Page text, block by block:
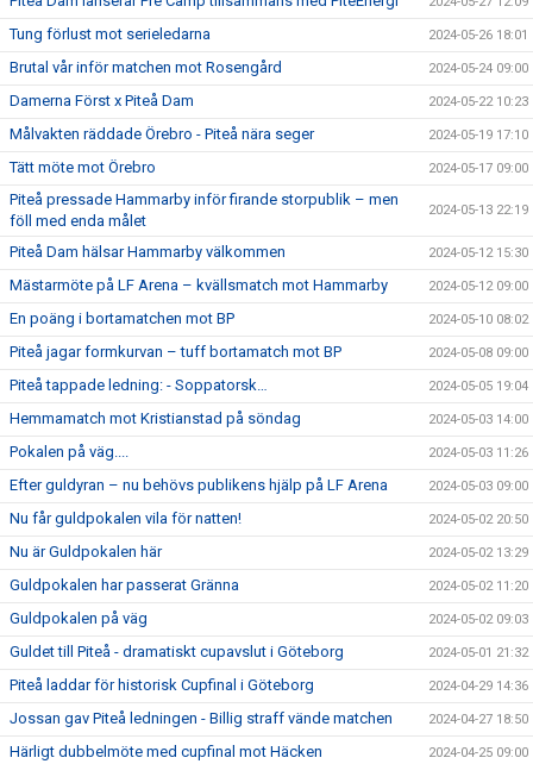
Tung förlust mot serieledarna 2024-05-26 18:01
Brutal vår inför matchen mot Rosengård 2024-05-24 09:00
Damerna Först x Piteå Dam 2024-05-22 10:23
Målvakten räddade Örebro - Piteå nära seger 2024-05-19 17:10
Tätt möte mot Örebro 2024-05-17 09:00
Piteå pressade Hammarby inför firande storpublik – men
föll med enda målet
2024-05-13 22:19
Piteå Dam hälsar Hammarby välkommen 2024-05-12 15:30
Mästarmöte på LF Arena – kvällsmatch mot Hammarby 2024-05-12 09:00
En poäng i bortamatchen mot BP 2024-05-10 08:02
Piteå jagar formkurvan – tuff bortamatch mot BP 2024-05-08 09:00
Piteå tappade ledning: - Soppatorsk… 2024-05-05 19:04
Hemmamatch mot Kristianstad på söndag 2024-05-03 14:00
Pokalen på väg.... 2024-05-03 11:26
Efter guldyran – nu behövs publikens hjälp på LF Arena 2024-05-03 09:00
Nu får guldpokalen vila för natten! 2024-05-02 20:50
Nu är Guldpokalen här 2024-05-02 13:29
Guldpokalen har passerat Gränna 2024-05-02 11:20
Guldpokalen på väg 2024-05-02 09:03
Guldet till Piteå - dramatiskt cupavslut i Göteborg 2024-05-01 21:32
Piteå laddar för historisk Cupfinal i Göteborg 2024-04-29 14:36
Jossan gav Piteå ledningen - Billig straff vände matchen 2024-04-27 18:50
Härligt dubbelmöte med cupfinal mot Häcken 2024-04-25 09:00